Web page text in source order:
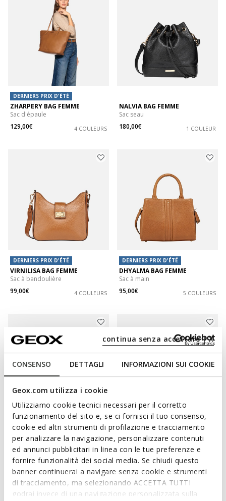
CONSENSO DETTAGLI INFORMAZIONI SUI COOKIE
Geox.com utilizza i cookie
Utilizziamo cookie tecnici necessari per il corretto
funzionamento del sito e, se ci fornisci il tuo consenso,
cookie ed altri strumenti di profilazione e tracciamento
per analizzare la navigazione, personalizzare contenuti
ed annunci pubblicitari in linea con le tue preferenze e
fornire funzionalità dei social media. Se chiudi questo
banner continuerai a navigare senza cookie e strumenti
di tracciamento, ma selezionando ACCETTA TUTTI
godrai invece di una navigazione personalizzata sulla
continua senza accettare | X
DERNIERS PRIX D'ÉTÉ
ZHARPERY BAG FEMME
Sac d'épaule
129,00€
4 COULEURS
NALVIA BAG FEMME
Sac seau
180,00€
1 COULEUR
DERNIERS PRIX D'ÉTÉ
VIRNILISA BAG FEMME
Sac à bandoulière
99,00€
4 COULEURS
DERNIERS PRIX D'ÉTÉ
DHYALMA BAG FEMME
Sac à main
95,00€
5 COULEURS
DERNIERS PRIX D'ÉTÉ
CLARISSY FEMME
Sac à bandoulière
6 COULEURS
DERNIERS PRIX D'ÉTÉ
BLANDINE FEMME
Sac à bandoulière
8 COULEURS